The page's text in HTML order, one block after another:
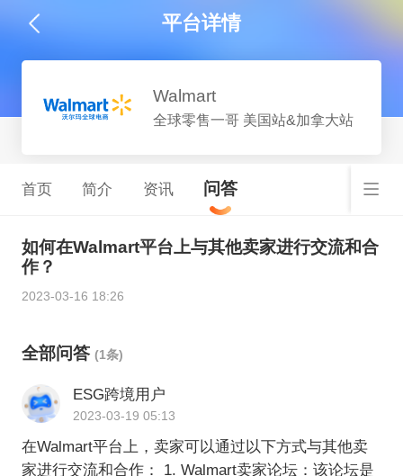
平台详情
Walmart
全球零售一哥 美国站&加拿大站
首页 简介 资讯 问答
如何在Walmart平台上与其他卖家进行交流和合
作？
2023-03-16 18:26
全部问答 (1条)
ESG跨境用户
2023-03-19 05:13
在Walmart平台上，卖家可以通过以下方式与其他卖
家进行交流和合作： 1. Walmart卖家论坛：该论坛是